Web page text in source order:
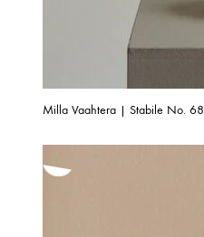
Milla Vaahtera | Stabile No. 68